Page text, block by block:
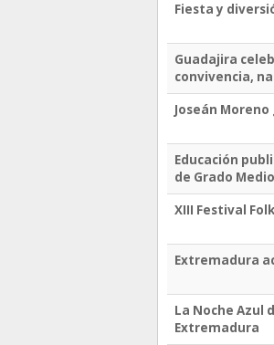
Fiesta y
Guadajira
convivencia,
Joseán
Educación
de Grado
XIII Festival
Extremadura
La Noche Azul
Extremadura